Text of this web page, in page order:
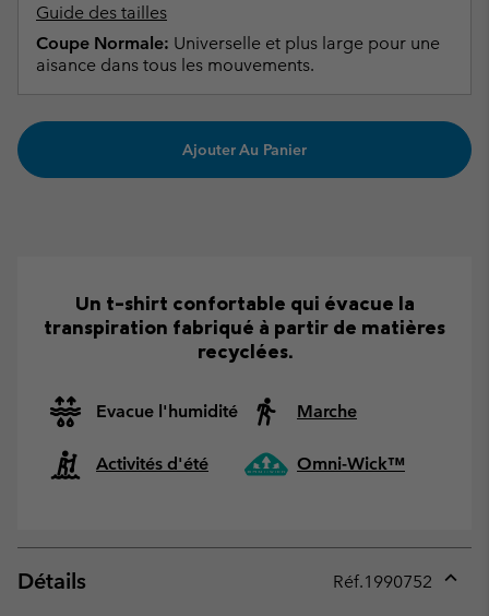
Guide des tailles
Coupe Normale: Universelle et plus large pour une
aisance dans tous les mouvements.
Ajouter Au Panier
Un t-shirt confortable qui évacue la
transpiration fabriqué à partir de matières
recyclées.
Evacue l'humidité Marche
Activités d'été Omni-Wick™
Détails Réf.1990752